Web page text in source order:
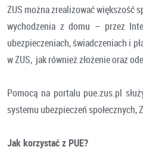
ZUS można zrealizować większość
wychodzenia z domu – przez
ubezpieczeniach, świadczeniach i
w ZUS, jak również złożenie oraz
Pomocą na portalu pue.zus.pl
systemu ubezpieczeń społecznych,
Jak korzystać z PUE?